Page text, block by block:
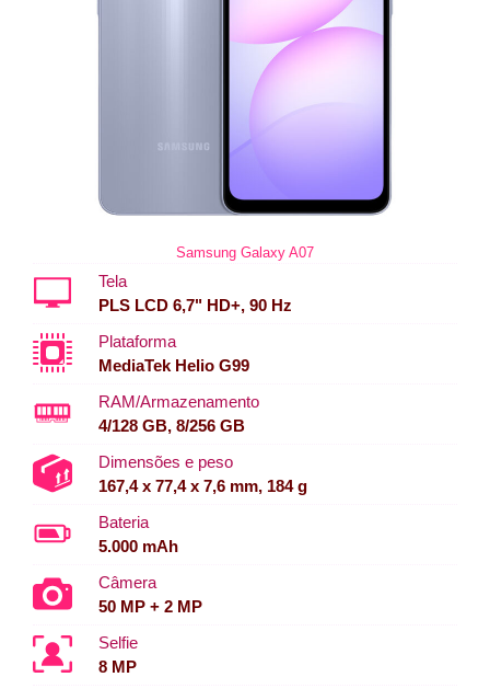
Samsung Galaxy A07
Tela
PLS LCD 6,7" HD+, 90 Hz
Plataforma
MediaTek Helio G99
RAM/Armazenamento
4/128 GB, 8/256 GB
Dimensões e peso
167,4 x 77,4 x 7,6 mm, 184 g
Bateria
5.000 mAh
Câmera
50 MP + 2 MP
Selfie
8 MP